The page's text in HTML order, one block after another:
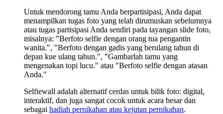
Untuk mendorong tamu Anda berpartisipasi, Anda dapat
menampilkan tugas foto yang telah dirumuskan sebelumnya
atau tugas partisipasi Anda sendiri pada tayangan slide foto,
misalnya: "Berfoto selfie dengan orang tua pengantin
wanita.", "Berfoto dengan gadis yang berulang tahun di
depan kue ulang tahun.", "Gambarlah tamu yang
mengenakan topi lucu." atau "Berfoto selfie dengan atasan
Anda."
Selfiewall adalah alternatif cerdas untuk bilik foto: digital,
interaktif, dan juga sangat cocok untuk acara besar dan
sebagai hadiah pernikahan atau kejutan pernikahan.